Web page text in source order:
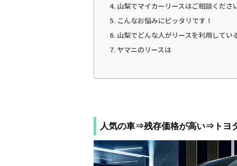
山梨でマイカーリースはご相談くださ
こんなお悩みにピッタリです！
山梨でどんな人がリースを利用してい
ヤマニのリースは
人気の車⇒残存価格が高い⇒トヨ